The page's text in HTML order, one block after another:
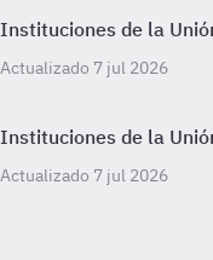
Instituciones de la
Actualizado 7 jul 2026
Instituciones de la
Actualizado 7 jul 2026